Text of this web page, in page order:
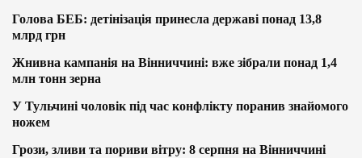
Голова БЕБ: детінізація принесла державі понад 13,8
млрд грн
Жнивна кампанія на Вінниччині: вже зібрали понад 1,4
млн тонн зерна
У Тульчині чоловік під час конфлікту поранив знайомого
ножем
Грози, зливи та пориви вітру: 8 серпня на Вінниччині